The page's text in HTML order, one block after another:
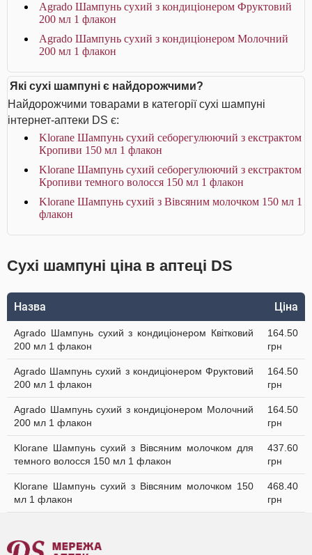
Agrado Шампунь cухий з кондиціонером Фруктовий
200 мл 1 флакон
Agrado Шампунь cухий з кондиціонером Молочний
200 мл 1 флакон
Які сухі шампуні є найдорожчими?
Найдорожчими товарами в категорії сухі шампуні
інтернет-аптеки DS є:
Klorane Шампунь сухий себорегулюючий з екстрактом
Кропиви 150 мл 1 флакон
Klorane Шампунь сухий себорегулюючий з екстрактом
Кропиви темного волосся 150 мл 1 флакон
Klorane Шампунь сухий з Вівсяним молочком 150 мл 1
флакон
Сухі шампуні ціна в аптеці DS
Назва Ціна
Agrado Шампунь сухий з кондиціонером Квітковий
200 мл 1 флакон
164.50
грн
Agrado Шампунь cухий з кондиціонером Фруктовий
200 мл 1 флакон
164.50
грн
Agrado Шампунь cухий з кондиціонером Молочний
200 мл 1 флакон
164.50
грн
Klorane Шампунь сухий з Вівсяним молочком для
темного волосся 150 мл 1 флакон
437.60
грн
Klorane Шампунь сухий з Вівсяним молочком 150
мл 1 флакон
468.40
грн